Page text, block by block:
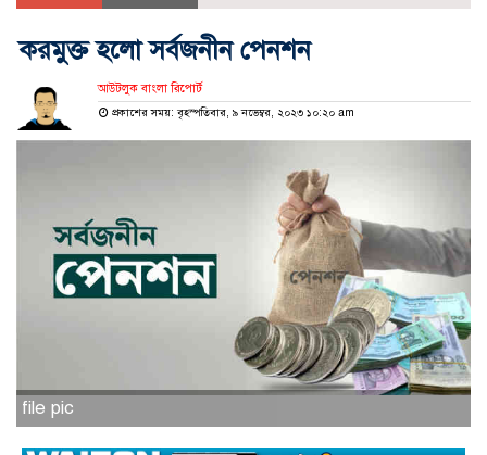
করমুক্ত হলো সর্বজনীন পেনশন
আউটলুক বাংলা রিপোর্ট
প্রকাশের সময়: বৃহস্পতিবার, ৯ নভেম্বর, ২০২৩ ১০:২০ am
file pic